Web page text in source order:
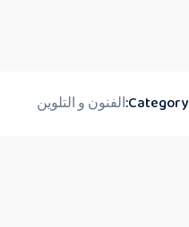
Category: الفنون و التلوين